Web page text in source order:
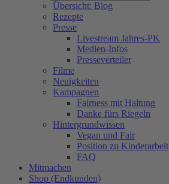
Übersicht: Blog
Rezepte
Presse
Livestream Jahres-PK
Medien-Infos
Presseverteiler
Filme
Neuigkeiten
Kampagnen
Fairness mit Haltung
Danke fürs Riegeln
Hintergrundwissen
Vegan und Fair
Position zu Kinderarbeit
FAQ
Mitmachen
Shop (Endkunden)